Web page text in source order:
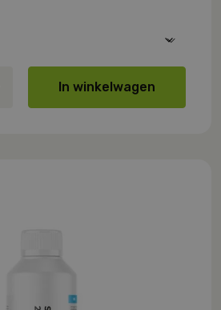
In winkelwagen